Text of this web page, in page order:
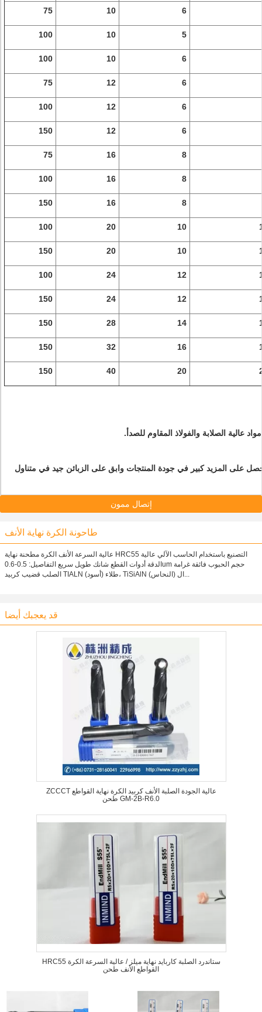
6
10
75
5
10
100
6
10
100
6
12
75
6
12
100
6
12
150
8
16
75
8
16
100
8
16
150
10
20
100
10
20
150
12
24
100
12
24
150
14
28
150
16
32
150
20
40
150
على المزيد كبير في جودة المنتجات وابق على الزبائن جيد في متناول
إتصال ممون
طاحونة الكرة نهاية الأنف
عالية السرعة الأنف الكرة مطحنة نهاية HRC55 التصنيع باستخدام الحاسب الآلي عالية
الدقة أدوات القطع شانك طويل سريع التفاصيل: 0.5-0.6um حجم الحبوب فائقة غرامة
الصلب قضيب كربيد TIALN طلاء (أسود)، TiSiAlN (النحاس) ال...
قد يعجبك أيضا
ZCCCT عالية الجودة الصلبة الأنف كربيد الكرة نهاية القواطع
طحن GM-2B-R6.0
HRC55 ستاندرد الصلبة كاربايد نهاية ميلز / عالية السرعة الكرة
القواطع الأنف طحن